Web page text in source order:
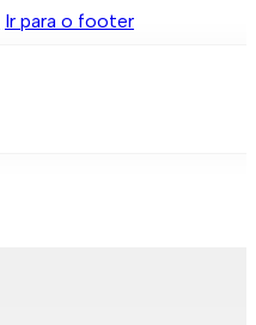
Ir para o footer